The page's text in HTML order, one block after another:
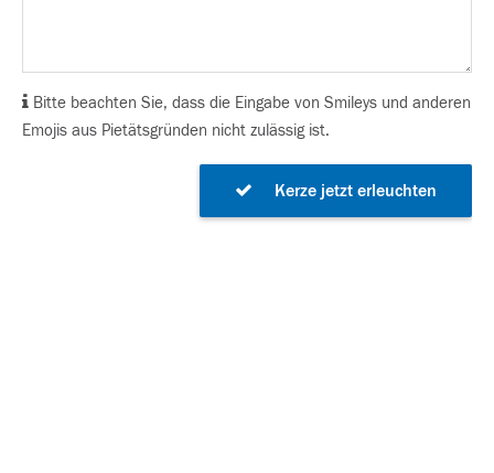
Bitte beachten Sie, dass die Eingabe von Smileys und anderen
Emojis aus Pietätsgründen nicht zulässig ist.
Kerze jetzt erleuchten